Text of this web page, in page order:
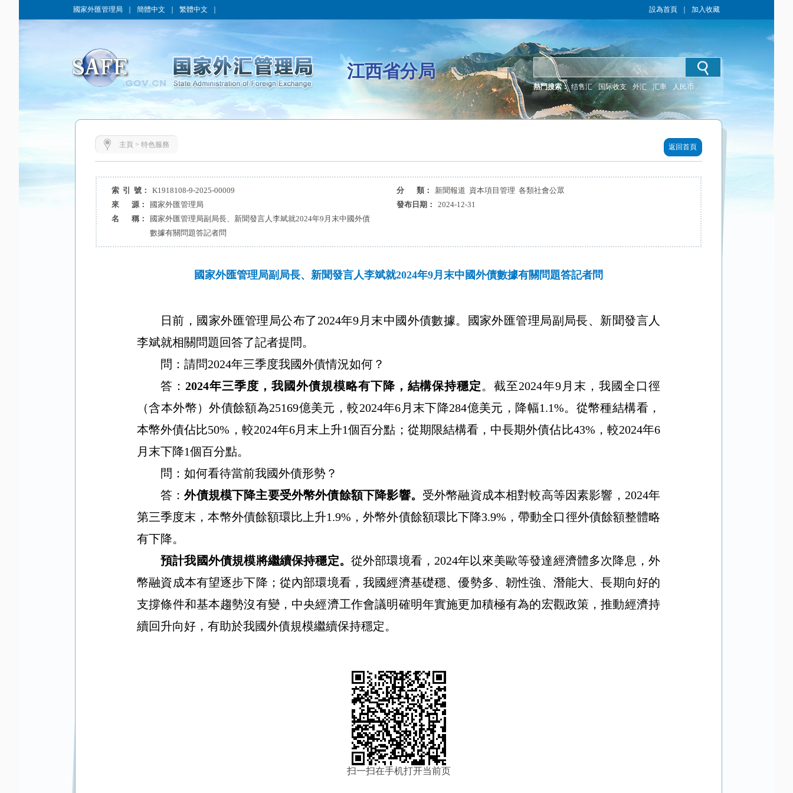
國家外匯管理局 簡體中文 繁體中文 設為首頁 加入收藏
江西省分局
熱門搜索： 结售汇 国际收支 外汇 汇率 人民币
主頁 > 特色服務 返回首頁
索 引 號： K1918108-9-2025-00009 分 類：
新聞報道 資本項目管理 各類社會公眾
來 源：
國家外匯管理局 發布日期：
2024-12-31
名 稱：
國家外匯管理局副局長、新聞發言人李斌就2024年9月末中國外債
數據有關問題答記者問
國家外匯管理局副局長、新聞發言人李斌就2024年9月末中國外債數據有關問題答記者問
日前，國家外匯管理局公布了 2024年9 月末中國外債數據。
國家外匯管理局副局長、新聞發言人
李斌就相關問題回答了記者提問。
問：請問2024年三季度我國外債情況如何？
答： 2024年三季度，我國外債規模略有下降，結構保持穩定。截至2024年9 月末，我國全口徑
（含本外幣）外債餘額為25169億美元，較2024年6 月末下降284億美元，降幅1.1%。從幣種結構看，
本幣外債佔比50% ，較2024年6月末上升1個百分點；從期限結構看，中長期外債佔比43% ，較2024年6
月末下降1個百分點。
問：如何看待當前我國外債形勢？
答：外債規模下降主要受外幣外債餘額下降影響。 受外幣融資成本相對較高等因素影響， 2024年
第三季度末，本幣外債餘額環比上升1.9% ，外幣外債餘額環比下降3.9% ， 帶動全口徑外債餘額整體略
有下降。
預計我國外債規模將繼續保持穩定。 從外部環境看， 2024年以來美歐等發達經濟體多次降息 ，外
幣融資成本有望逐步下降；從內部環境看，我國經濟基礎穩、優勢多、韌性強、 潛能大、長期向好的
支撐條件和基本趨勢沒有變，中央經濟工作會議明確明年實施更加積極有為的宏觀政策，推動經濟持
續回升向好，有助於我國外債規模繼續保持穩定。
扫一扫在手机打开当前页